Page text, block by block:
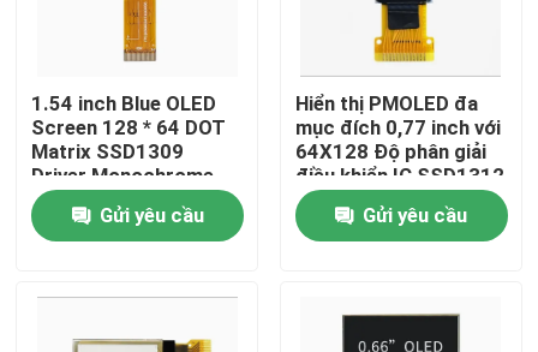
Các sản phẩm
1.54 inch Blue OLED
Screen 128 * 64 DOT
Matrix SSD1309
Driver Monochrome
màn hình LCD
Gửi yêu cầu
Hiển thị PMOLED đa
mục đích 0,77 inch với
64X128 Độ phân giải
điều khiển IC SSD1312
Gửi yêu cầu